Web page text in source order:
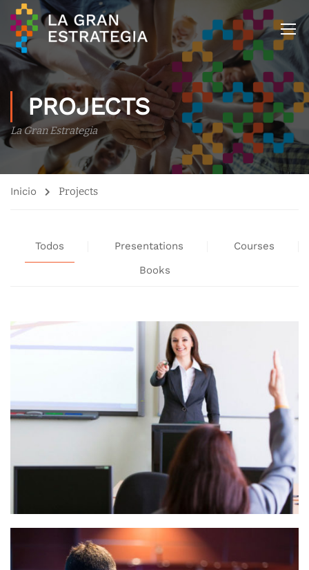
PROJECTS
La Gran Estrategia
Inicio Projects
Todos Presentations
Courses
Books